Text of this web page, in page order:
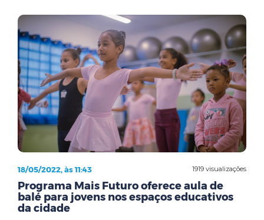
1919 visualizações
18/05/2022, às 11:43
Programa Mais Futuro oferece aula de
balé para jovens nos espaços educativos
da cidade